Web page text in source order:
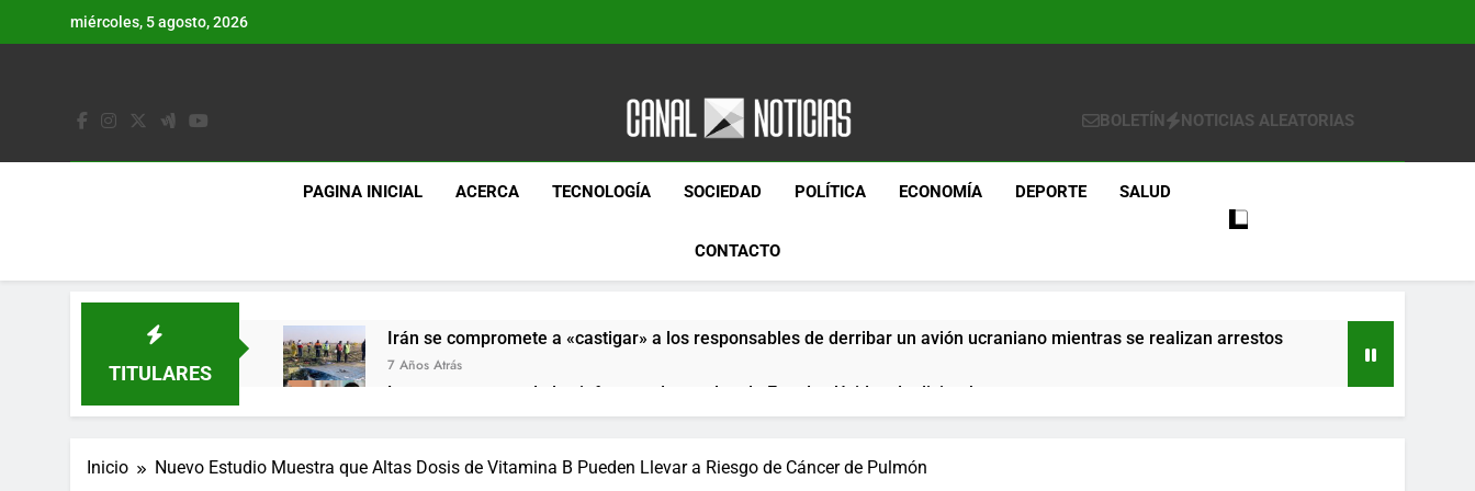
miércoles, 5 agosto, 2026
Canal Noticias
Canal Noticias
BOLETÍN NOTICIAS ALEATORIAS
PAGINA INICIAL ACERCA TECNOLOGÍA SOCIEDAD POLÍTICA ECONOMÍA DEPORTE SALUD
CONTACTO
TITULARES
Irán se compromete a «castigar» a los responsables de derribar un avión ucraniano mientras se realizan arrestos
7 Años Atrás
Lo que se espera de los informes de empleo de Estados Unidos de diciembre
7 Años Atrás
7 Años Atrás
Inicio Nuevo Estudio Muestra que Altas Dosis de Vitamina B Pueden Llevar a Riesgo de Cáncer de Pulmón